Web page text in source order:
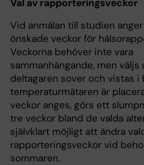
Val av rapporteringsveckor
Vid anmälan till studien
önskade veckor för
Veckorna behöver inte vara
sammanhängande, men väljs
deltagaren sover och vistas i
temperaturmätaren är
veckor anges, görs ett
tre veckor bland de valda
självklart möjligt att ändra
rapporteringsveckor vid
sommaren.